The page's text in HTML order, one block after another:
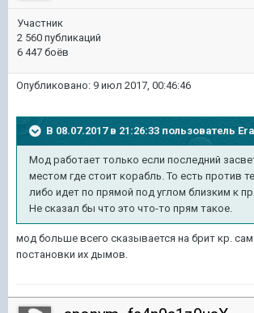
Участник
2 560 публикаций
6 447 боёв
Опубликовано: 9 июл 2017, 00:46:46
В 08.07.2017 в 21:26:33 пользователь
Мод работает только если последний
местом где стоит корабль. То есть против
либо идет по прямой под углом близким к
Не сказал бы что это что-то прям такое.
мод больше всего сказывается на брит кр.
постановки их дымов.